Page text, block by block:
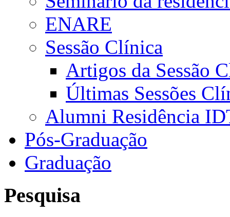
ENARE
Sessão Clínica
Artigos da Sessão
Últimas Sessões
Alumni Residência
Pós-Graduação
Graduação
Pesquisa